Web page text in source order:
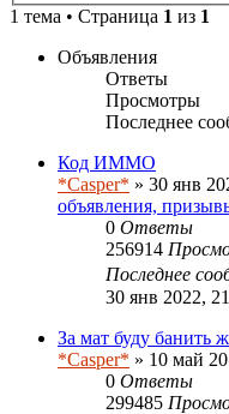
1 тема • Страница 1 из 1
Объявления
Ответы
Просмотры
Последнее
Код ИММО
*Casper* » 30 янв
объявления,
0 Ответы
256914
Последнее
30 янв 2022,
За мат буду банить
*Casper* » 10 май
0 Ответы
299485